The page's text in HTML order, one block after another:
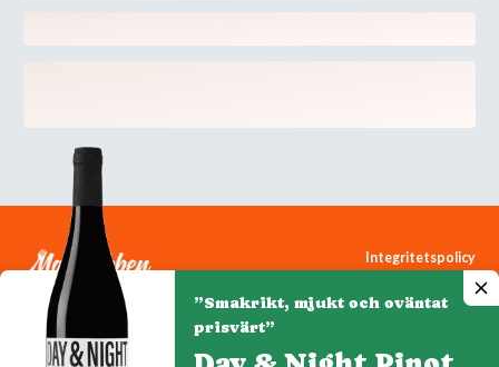
Integritetspolicy
Cookiepolicy
”Smakrikt, mjukt och oväntat
prisvärt”